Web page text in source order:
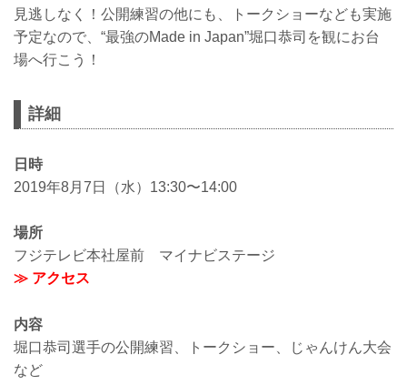
見逃しなく！公開練習の他にも、トークショーなども実施
予定なので、“最強のMade in Japan”堀口恭司を観にお台
場へ行こう！
詳細
日時
2019年8月7日（水）13:30〜14:00
場所
フジテレビ本社屋前 マイナビステージ
≫ アクセス
内容
堀口恭司選手の公開練習、トークショー、じゃんけん大会
など